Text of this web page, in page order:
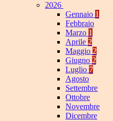
2026
Gennaio 1
Febbraio
Marzo 1
Aprile 2
Maggio 2
Giugno 2
Luglio 7
Agosto
Settembre
Ottobre
Novembre
Dicembre